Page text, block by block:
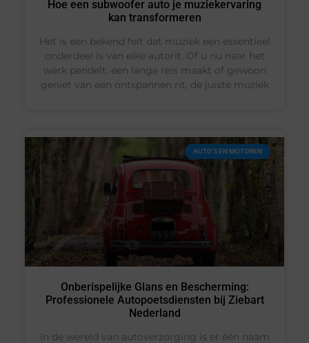
Hoe een subwoofer auto je muziekervaring
kan transformeren
Het is een bekend feit dat muziek een essentieel
onderdeel is van elke autorit. Of u nu naar het
werk pendelt, een lange reis maakt of gewoon
geniet van een ontspannen rit, de juiste muziek
AUTO’S EN MOTOREN
Onberispelijke Glans en Bescherming:
Professionele Autopoetsdiensten bij Ziebart
Nederland
In de wereld van autoverzorging is er één naam